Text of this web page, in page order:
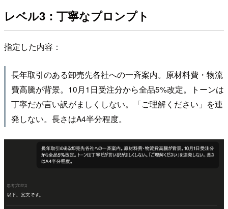
レベル3：丁寧なプロンプト
指定した内容：
長年取引のある卸売先各社への一斉案内。原材料費・物流
費高騰が背景。10月1日受注分から全品5%改定。トーンは
丁寧だが言い訳がましくしない。「ご理解ください」を連
発しない。長さはA4半分程度。